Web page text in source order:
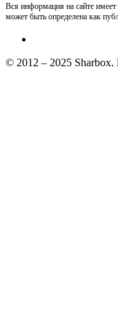
Вся информация на сайте
может быть определена как
© 2012 – 2025